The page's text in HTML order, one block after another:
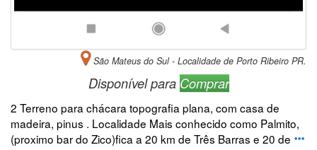
São Mateus do Sul - Localidade de Porto Ribeiro PR.
Disponível para Comprar
2 Terreno para chácara topografia plana, com casa de
madeira, pinus . Localidade Mais conhecido como Palmito,
(proximo bar do Zico)fica a 20 km de Três Barras e 20 de